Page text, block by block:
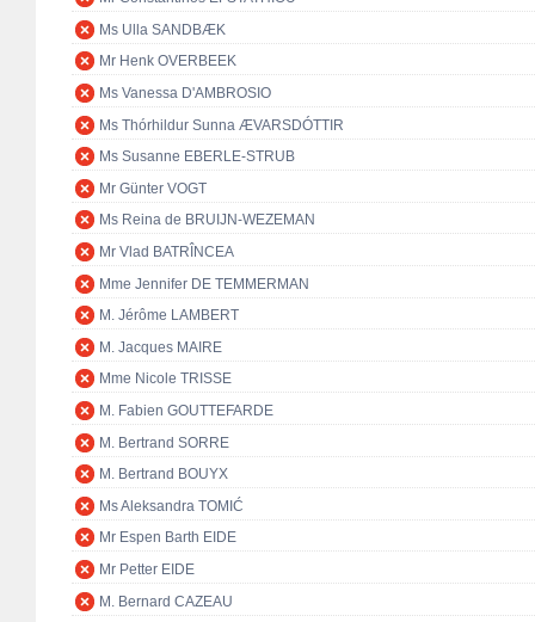
Ms Ulla SANDBÆK
Mr Henk OVERBEEK
Ms Vanessa D'AMBROSIO
Ms Thórhildur Sunna ÆVARSDÓTTIR
Ms Susanne EBERLE-STRUB
Mr Günter VOGT
Ms Reina de BRUIJN-WEZEMAN
Mr Vlad BATRÎNCEA
Mme Jennifer DE TEMMERMAN
M. Jérôme LAMBERT
M. Jacques MAIRE
Mme Nicole TRISSE
M. Fabien GOUTTEFARDE
M. Bertrand SORRE
M. Bertrand BOUYX
Ms Aleksandra TOMIĆ
Mr Espen Barth EIDE
Mr Petter EIDE
M. Bernard CAZEAU